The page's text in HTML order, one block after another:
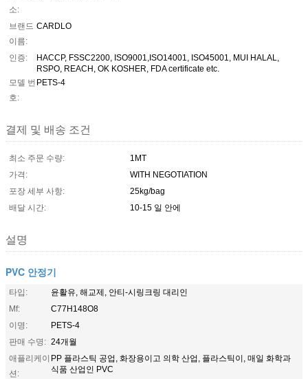
소:
브랜드
이름:
CARDLO
인증:
HACCP, FSSC2200, ISO9001,ISO14001, ISO45001, MUI HALAL,
RSPO, REACH, OK KOSHER, FDA certificate etc.
모델 번
호:
PETS-4
결제 및 배송 조건
최소 주문 수량:
1MT
가격:
WITH NEGOTIATION
포장 세부 사항:
25kg/bag
배달 시간:
10-15 일 안에
설명
PVC 안정기
타입:
윤활유, 해교제, 안티-시링크링 대리인
Mf:
C77H148O8
이명:
PETS-4
판매 수명: 24개월
애플리케이
션:
PP 플라스틱 공업, 화장용이고 의학 산업, 플라스틱이, 매일 화학과
식품 산업인 PVC